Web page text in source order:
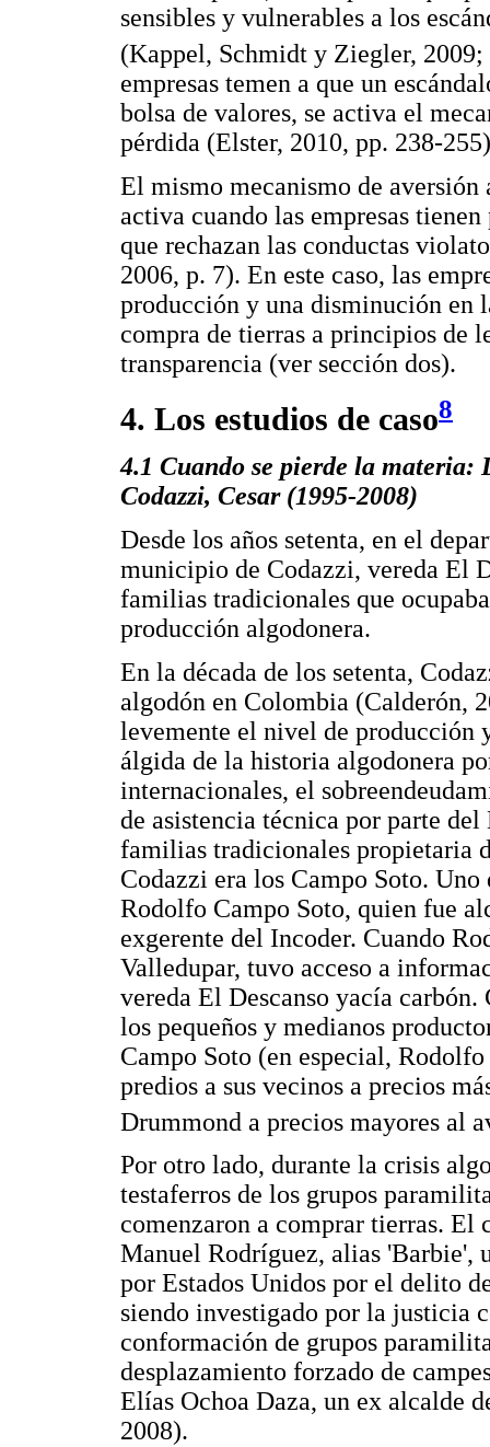
sensibles y vulnerables a los
(Kappel, Schmidt y Ziegler, 2009;
empresas temen a que un
bolsa de valores, se activa el
pérdida (Elster, 2010, pp. 238-
El mismo mecanismo de
activa cuando las empresas
que rechazan las conductas
2006, p. 7). En este caso, las
producción y una disminución en
compra de tierras a principios de
transparencia (ver sección dos).
4. Los estudios de caso8
4.1 Cuando se pierde la
Codazzi, Cesar (1995-2008)
Desde los años setenta, en el
municipio de Codazzi, vereda El
familias tradicionales que
producción algodonera.
En la década de los setenta,
algodón en Colombia (Calderón,
levemente el nivel de producción
álgida de la historia algodonera
internacionales, el
de asistencia técnica por parte
familias tradicionales propietaria
Codazzi era los Campo Soto.
Rodolfo Campo Soto, quien fue
exgerente del Incoder. Cuando
Valledupar, tuvo acceso a
vereda El Descanso yacía
los pequeños y medianos
Campo Soto (en especial,
predios a sus vecinos a precios
Drummond a precios mayores al
Por otro lado, durante la crisis
testaferros de los grupos
comenzaron a comprar tierras. El
Manuel Rodríguez, alias 'Barbie',
por Estados Unidos por el delito
siendo investigado por la justicia
conformación de grupos
desplazamiento forzado de
Elías Ochoa Daza, un ex alcalde
2008).